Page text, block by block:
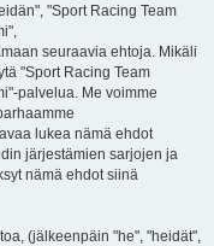
"Sport Racing Team
seuraavia ehtoja. Mikäli
"Sport Racing Team
palvelua. Me voimme
lukea nämä ehdot
järjestämien sarjojen ja
nämä ehdot siinä
(jälkeenpäin "he", "heidät",